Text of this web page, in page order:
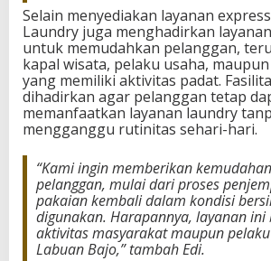
Selain menyediakan layanan
Laundry juga menghadirkan
untuk memudahkan pelanggan,
kapal wisata, pelaku usaha,
yang memiliki aktivitas padat.
dihadirkan agar pelanggan tetap
memanfaatkan layanan laundry
mengganggu rutinitas sehari-hari.
“Kami ingin memberikan
pelanggan, mulai dari proses
pakaian kembali dalam kondisi
digunakan. Harapannya, layanan
aktivitas masyarakat maupun
Labuan Bajo,” tambah Edi.